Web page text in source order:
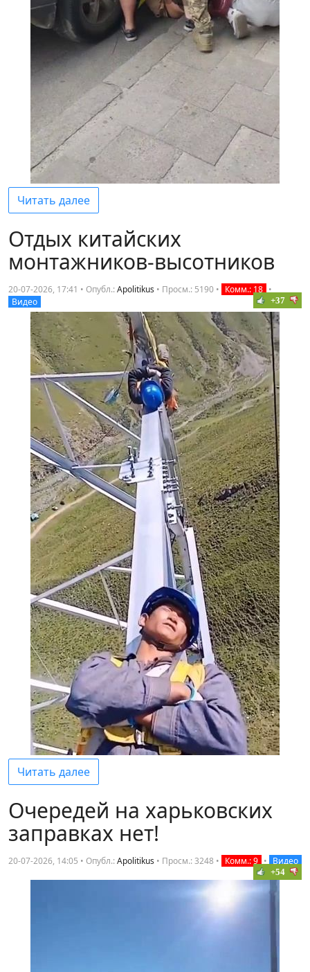
Читать далее
Отдых китайских
монтажников-высотников
20-07-2026, 17:41 • Опубл.:Apolitikus • Просм.: 5190 • Комм.: 18 •
Видео
+37
Читать далее
Очередей на харьковских
заправках нет!
20-07-2026, 14:05 • Опубл.:Apolitikus • Просм.: 3248 • Комм.: 9 • Видео
+54